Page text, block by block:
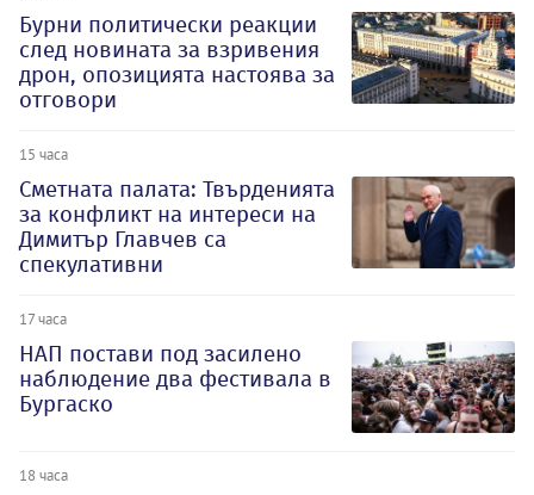
Бурни политически реакции
след новината за взривения
дрон, опозицията настоява за
отговори
15 часа
Сметната палата: Твърденията
за конфликт на интереси на
Димитър Главчев са
спекулативни
17 часа
НАП постави под засилено
наблюдение два фестивала в
Бургаско
18 часа